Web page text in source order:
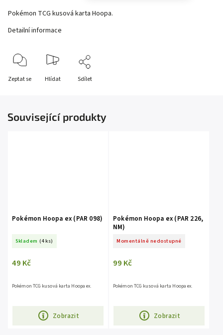
Pokémon TCG kusová karta Hoopa.
Detailní informace
Zeptat se Hlídat Sdílet
Související produkty
Pokémon Hoopa ex (PAR 098)
Skladem (4 ks)
49 Kč
Zobrazit
Pokémon TCG kusová karta Hoopa ex.
Pokémon Hoopa ex (PAR 226,
NM)
Momentálně nedostupné
99 Kč
Zobrazit
Pokémon TCG kusová karta Hoopa ex.